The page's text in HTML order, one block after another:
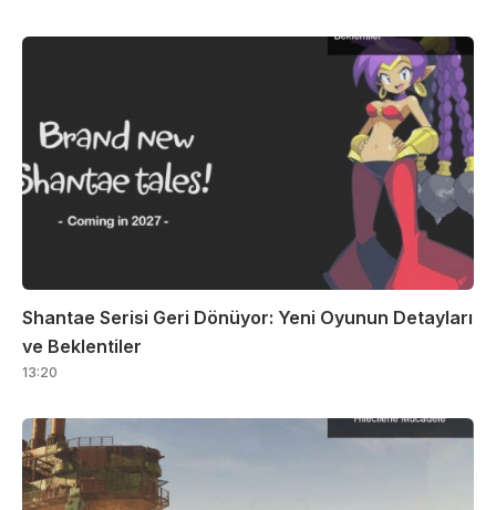
Shantae Serisi Geri Dönüyor: Yeni Oyunun Detayları
ve Beklentiler
13:20